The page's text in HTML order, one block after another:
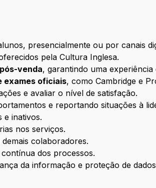
presencialmente ou por canais
pela Cultura Inglesa.
venda, garantindo uma
exames oficiais, como Cambridge e
e avaliar o nível de satisfação.
e reportando situações à
e inativos.
nos serviços.
colaboradores.
dos processos.
da informação e proteção de